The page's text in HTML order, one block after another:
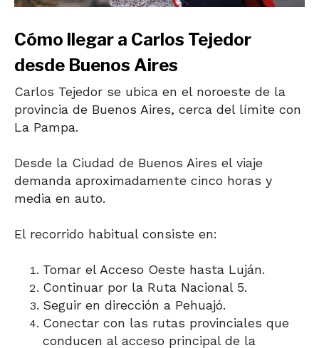
Cómo llegar a Carlos Tejedor
desde Buenos Aires
Carlos Tejedor se ubica en el noroeste de la
provincia de Buenos Aires, cerca del límite con
La Pampa.
Desde la Ciudad de Buenos Aires el viaje
demanda aproximadamente cinco horas y
media en auto.
El recorrido habitual consiste en:
Tomar el Acceso Oeste hasta Luján.
Continuar por la Ruta Nacional 5.
Seguir en dirección a Pehuajó.
Conectar con las rutas provinciales que
conducen al acceso principal de la